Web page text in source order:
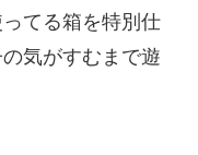
てる箱を特別仕
気がすむまで遊